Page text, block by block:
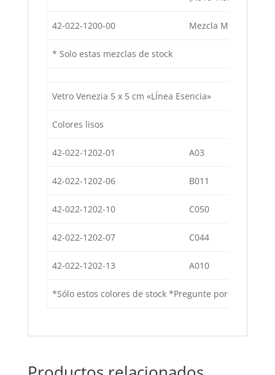
42-022-1200-00 Mezcla Miami
* Solo estas mezclas de stock
Vetro Venezia 5 x 5 cm «LÍnea Esencia»
Colores lisos
42-022-1202-01 A03
42-022-1202-06 B011
42-022-1202-10 C050
42-022-1202-07 C044
42-022-1202-13 A010
*Sólo estos colores de stock *Pregunte por precios